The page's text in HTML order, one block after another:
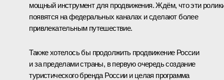
мощный инструмент для продвижения. Ждём, что эти
появятся на федеральных каналах и сделают более
привлекательным путешествие.
Также хотелось бы продолжить продвижение России
и за пределами страны, в первую очередь создание
туристического бренда России и целая программа